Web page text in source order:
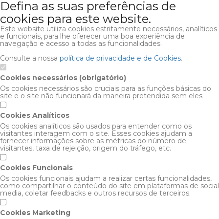
Defina as suas preferências de
cookies para este website.
Este website utiliza cookies estritamente necessários, analíticos
e funcionais, para lhe oferecer uma boa experiência de
navegação e acesso a todas as funcionalidades.
Consulte a nossa política de privacidade e de Cookies.
Cookies necessários (obrigatório)
Os cookies necessários são cruciais para as funções básicas do
site e o site não funcionará da maneira pretendida sem eles
Cookies Analíticos
Os cookies analíticos são usados para entender como os
visitantes interagem com o site. Esses cookies ajudam a
fornecer informações sobre as métricas do número de
visitantes, taxa de rejeição, origem do tráfego, etc.
Cookies Funcionais
Os cookies funcionais ajudam a realizar certas funcionalidades,
como compartilhar o conteúdo do site em plataformas de social
media, coletar feedbacks e outros recursos de terceiros.
Cookies Marketing